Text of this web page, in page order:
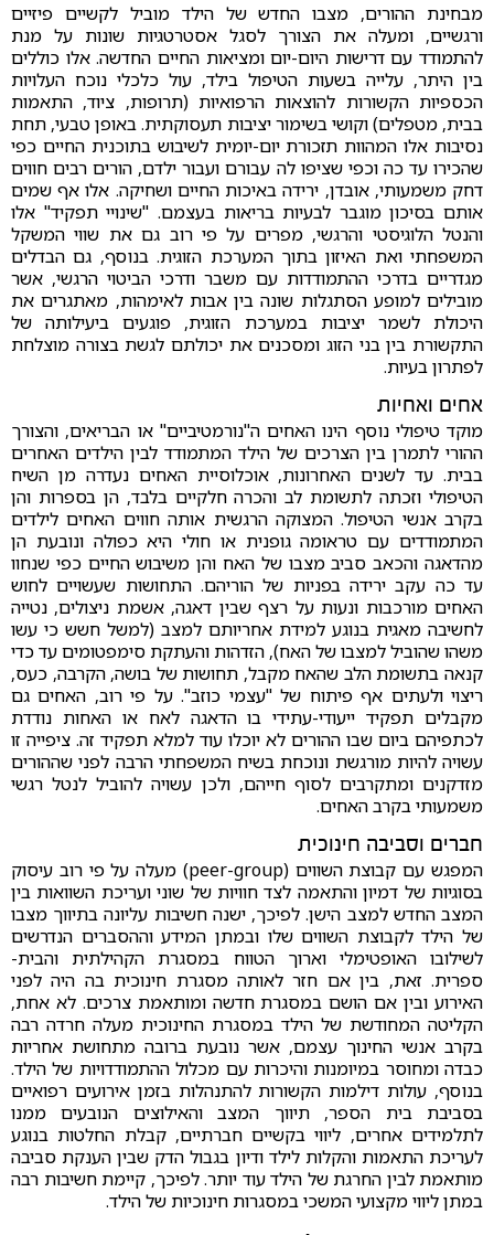
מבחינת ההורים, מצבו החדש של הילד מוביל לקשיים פיזיים
ורגשיים, ומעלה את הצורך לסגל אסטרטגיות שונות על מנת
להתמודד עם דרישות היום-יום ומציאות החיים החדשה. אלו כוללים
בין היתר, עלייה בשעות הטיפול בילד, עול כלכלי נוכח העלויות
הכספיות הקשורות להוצאות הרפואיות (תרופות, ציוד, התאמות
בבית, מטפלים) וקושי בשימור יציבות תעסוקתית. באופן טבעי, תחת
נסיבות אלו המהוות תזכורת יום-יומית לשיבוש בתוכנית החיים כפי
שהכירו עד כה וכפי שציפו לה עבורם ועבור ילדם, הורים רבים חווים
דחק משמעותי, אובדן, ירידה באיכות החיים ושחיקה. אלו אף שמים
אותם בסיכון מוגבר לבעיות בריאות בעצמם. "שינויי תפקיד" אלו
והנטל הלוגיסטי והרגשי, מפרים על פי רוב גם את שווי המשקל
המשפחתי ואת האיזון בתוך המערכת הזוגית. בנוסף, גם הבדלים
מגדריים בדרכי ההתמודדות עם משבר ודרכי הביטוי הרגשי, אשר
מובילים למופע הסתגלות שונה בין אבות לאימהות, מאתגרים את
היכולת לשמר יציבות במערכת הזוגית, פוגעים ביעילותה של
התקשורת בין בני הזוג ומסכנים את יכולתם לגשת בצורה מוצלחת
לפתרון בעיות.
אחים ואחיות
מוקד טיפולי נוסף הינו האחים ה"נורמטיביים" או הבריאים, והצורך
ההורי לתמרן בין הצרכים של הילד המתמודד לבין הילדים האחרים
בבית. עד לשנים האחרונות, אוכלוסיית האחים נעדרה מן השיח
הטיפולי וזכתה לתשומת לב והכרה חלקיים בלבד, הן בספרות והן
בקרב אנשי הטיפול. המצוקה הרגשית אותה חווים האחים לילדים
המתמודדים עם טראומה גופנית או חולי היא כפולה ונובעת הן
מהדאגה והכאב סביב מצבו של האח והן משיבוש החיים כפי שנחוו
עד כה עקב ירידה בפניות של הוריהם. התחושות שעשויים לחוש
האחים מורכבות ונעות על רצף שבין דאגה, אשמת ניצולים, נטייה
לחשיבה מאגית בנוגע למידת אחריותם למצב (למשל חשש כי עשו
משהו שהוביל למצבו של האח), הזדהות והעתקת סימפטומים עד כדי
קנאה בתשומת הלב שהאח מקבל, תחושות של בושה, הקרבה, כעס,
ריצוי ולעתים אף פיתוח של "עצמי כוזב". על פי רוב, האחים גם
מקבלים תפקיד ייעודי-עתידי בו הדאגה לאח או האחות נודדת
לכתפיהם ביום שבו ההורים לא יוכלו עוד למלא תפקיד זה. ציפייה זו
עשויה להיות מורגשת ונוכחת בשיח המשפחתי הרבה לפני שההורים
מזדקנים ומתקרבים לסוף חייהם, ולכן עשויה להוביל לנטל רגשי
משמעותי בקרב האחים.
חברים וסביבה חינוכית
המפגש עם קבוצת השווים (peer-group) מעלה על פי רוב עיסוק
בסוגיות של דמיון והתאמה לצד חוויות של שוני ועריכת השוואות בין
המצב החדש למצב הישן. לפיכך, ישנה חשיבות עליונה בתיווך מצבו
של הילד לקבוצת השווים שלו ובמתן המידע וההסברים הנדרשים
לשילובו האופטימלי וארוך הטווח במסגרת הקהילתית והבית-
ספרית. זאת, בין אם חזר לאותה מסגרת חינוכית בה היה לפני
האירוע ובין אם הושם במסגרת חדשה ומותאמת צרכים. לא אחת,
הקליטה המחודשת של הילד במסגרת החינוכית מעלה חרדה רבה
בקרב אנשי החינוך עצמם, אשר נובעת ברובה מתחושת אחריות
כבדה ומחוסר במיומנות והיכרות עם מכלול ההתמודדויות של הילד.
בנוסף, עולות דילמות הקשורות להתנהלות בזמן אירועים רפואיים
בסביבת בית הספר, תיווך המצב והאילוצים הנובעים ממנו
לתלמידים אחרים, ליווי בקשיים חברתיים, קבלת החלטות בנוגע
לעריכת התאמות והקלות לילד ודיון בגבול הדק שבין הענקת סביבה
מותאמת לבין החרגת של הילד עוד יותר. לפיכך, קיימת חשיבות רבה
במתן ליווי מקצועי המשכי במסגרות חינוכיות של הילד.